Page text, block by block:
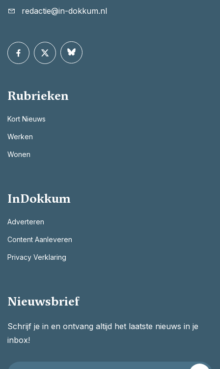
redactie@in-dokkum.nl
Rubrieken
Kort Nieuws
Werken
Wonen
InDokkum
Adverteren
Content Aanleveren
Privacy Verklaring
Nieuwsbrief
Schrijf je in en ontvang altijd het laatste nieuws in je
inbox!